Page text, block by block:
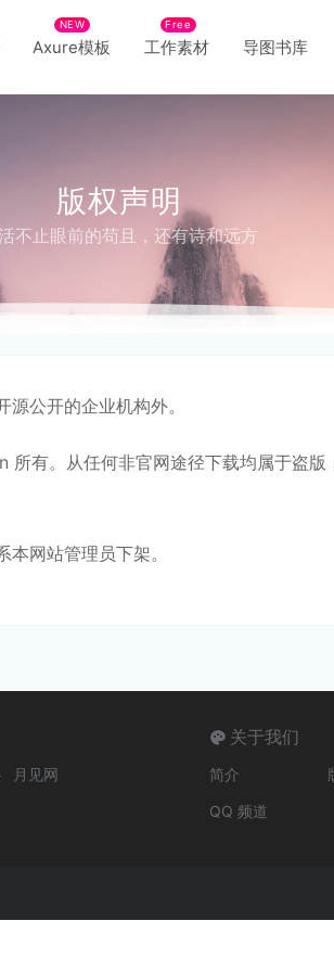
Axure模板
NEW
工作素材
Free
导图书库
版权声明
不止眼前的苟且，还有诗和远方
公开的企业机构外。
有。从任何非官网途径下载均属于盗
网站管理员下架。
月见网
关于我们
简介
QQ 频道